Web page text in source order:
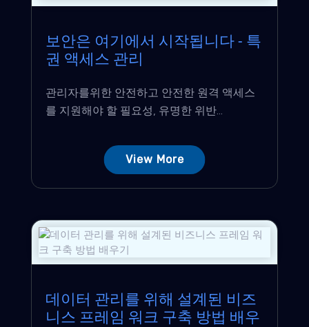
보안은 여기에서 시작됩니다 - 특
권 액세스 관리
관리자를위한 안전하고 안전한 원격 액세스
를 지원해야 할 필요성, 유명한 위반...
View More
데이터 관리를 위해 설계된 비즈
니스 프레임 워크 구축 방법 배우